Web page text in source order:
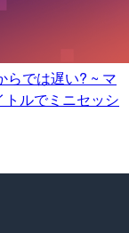
らでは遅い? ~ マ
ルでミニセッシ